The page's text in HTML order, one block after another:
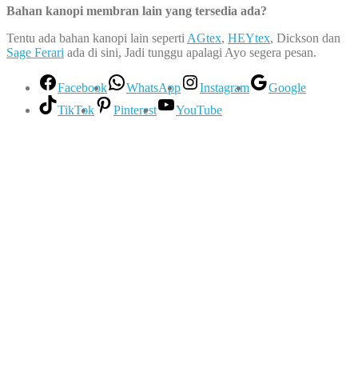
Bahan kanopi membran lain yang tersedia ada?
Tentu ada bahan kanopi lain seperti AGtex, HEYtex, Dickson dan
Sage Ferari ada di sini, Jadi tunggu apalagi Ayo segera pesan.
Facebook WhatsApp Instagram
Google
TikTok
Pinterest YouTube